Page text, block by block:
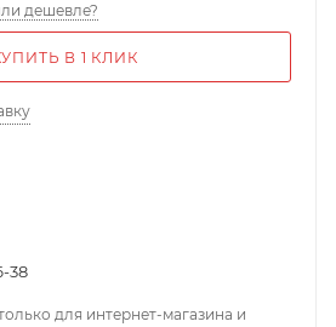
дешевле?
В 1 КЛИК
38
для интернет-магазина и